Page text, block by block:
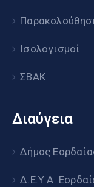
Ισολογισμοί
ΣΒΑΚ
Διαύγεια
Δήμος
Δ.Ε.Υ.Α.